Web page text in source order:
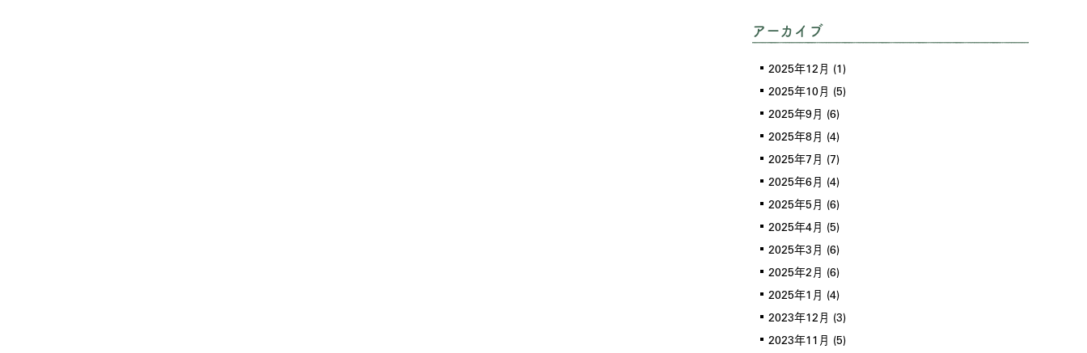
アーカイブ
2025年12月 (1)
2025年10月 (5)
2025年9月 (6)
2025年8月 (4)
2025年7月 (7)
2025年6月 (4)
2025年5月 (6)
2025年4月 (5)
2025年3月 (6)
2025年2月 (6)
2025年1月 (4)
2023年12月 (3)
2023年11月 (5)